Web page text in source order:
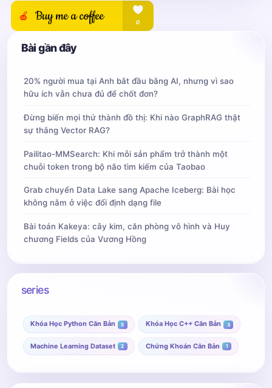
Bài gần đây
20% người mua tại Anh bắt đầu bằng AI, nhưng vì sao
hữu ích vẫn chưa đủ để chốt đơn?
Đừng biến mọi thứ thành đồ thị: Khi nào GraphRAG thật
sự thắng Vector RAG?
Pailitao-MMSearch: Khi mỗi sản phẩm trở thành một
chuỗi token trong bộ não tìm kiếm của Taobao
Grab chuyển Data Lake sang Apache Iceberg: Bài học
không nằm ở việc đổi định dạng file
Bài toán Kakeya: cây kim, căn phòng vô hình và Huy
chương Fields của Vương Hồng
series
Khóa Học Python Căn Bản 5 Khóa Học C++ Căn Bản 3
Machine Learning Dataset 2 Chứng Khoán Căn Bản 1